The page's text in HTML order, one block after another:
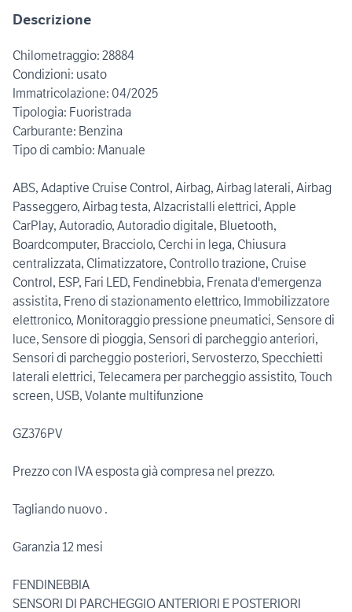
Descrizione
Chilometraggio: 28884
Condizioni: usato
Immatricolazione: 04/2025
Tipologia: Fuoristrada
Carburante: Benzina
Tipo di cambio: Manuale
ABS, Adaptive Cruise Control, Airbag, Airbag laterali, Airbag
Passeggero, Airbag testa, Alzacristalli elettrici, Apple
CarPlay, Autoradio, Autoradio digitale, Bluetooth,
Boardcomputer, Bracciolo, Cerchi in lega, Chiusura
centralizzata, Climatizzatore, Controllo trazione, Cruise
Control, ESP, Fari LED, Fendinebbia, Frenata d'emergenza
assistita, Freno di stazionamento elettrico, Immobilizzatore
elettronico, Monitoraggio pressione pneumatici, Sensore di
luce, Sensore di pioggia, Sensori di parcheggio anteriori,
Sensori di parcheggio posteriori, Servosterzo, Specchietti
laterali elettrici, Telecamera per parcheggio assistito, Touch
screen, USB, Volante multifunzione
GZ376PV
Prezzo con IVA esposta già compresa nel prezzo.
Tagliando nuovo .
Garanzia 12 mesi
FENDINEBBIA
SENSORI DI PARCHEGGIO ANTERIORI E POSTERIORI